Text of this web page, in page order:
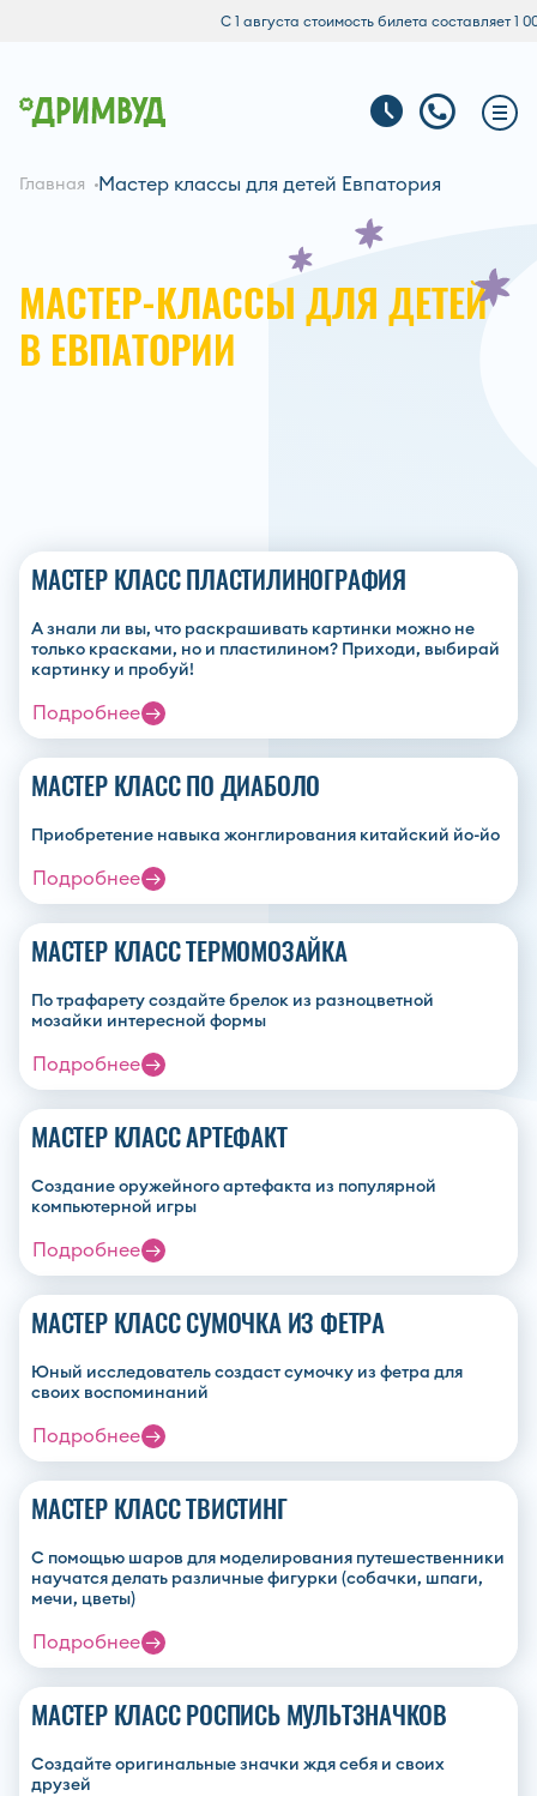
С 1 августа стоимость билета составляет 1 000
Главная Мастер классы для детей Евпатория
МАСТЕР-КЛАССЫ ДЛЯ ДЕТЕЙ
В ЕВПАТОРИИ
МАСТЕР КЛАСС ПЛАСТИЛИНОГРАФИЯ
А знали ли вы, что раскрашивать картинки можно не
только красками, но и пластилином? Приходи, выбирай
картинку и пробуй!
Подробнее
МАСТЕР КЛАСС ПО ДИАБОЛО
Приобретение навыка жонглирования китайский йо-йо
Подробнее
МАСТЕР КЛАСС ТЕРМОМОЗАЙКА
По трафарету создайте брелок из разноцветной
мозайки интересной формы
Подробнее
МАСТЕР КЛАСС АРТЕФАКТ
Создание оружейного артефакта из популярной
компьютерной игры
Подробнее
МАСТЕР КЛАСС СУМОЧКА ИЗ ФЕТРА
Юный исследователь создаст сумочку из фетра для
своих воспоминаний
Подробнее
МАСТЕР КЛАСС ТВИСТИНГ
С помощью шаров для моделирования путешественники
научатся делать различные фигурки (собачки, шпаги,
мечи, цветы)
Подробнее
МАСТЕР КЛАСС РОСПИСЬ МУЛЬТЗНАЧКОВ
Создайте оригинальные значки ждя себя и своих
друзей